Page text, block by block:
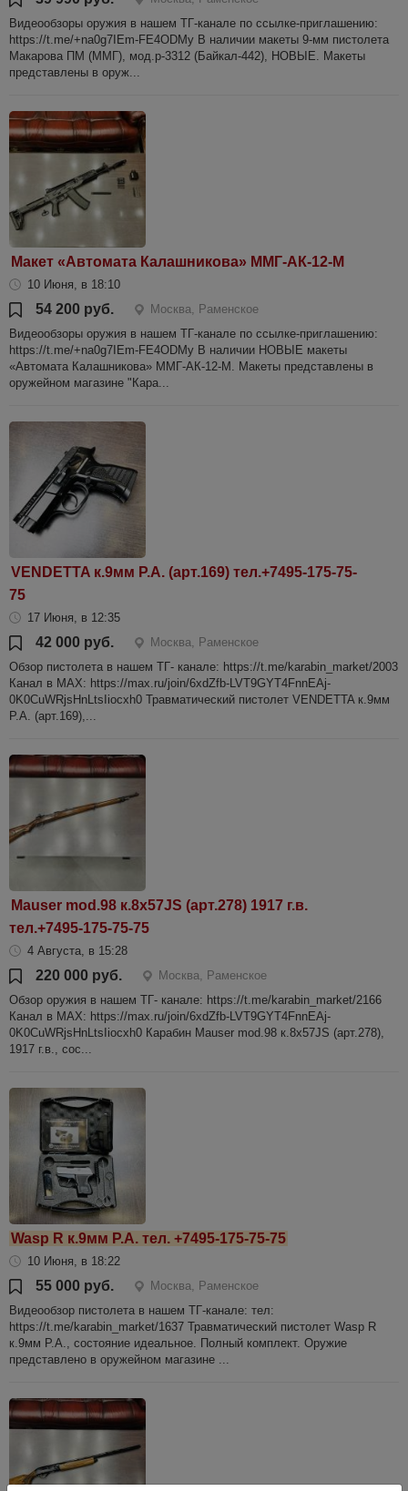
Видеообзоры оружия в нашем ТГ-канале по ссылке-приглашению:
https://t.me/+na0g7IEm-FE4ODMy В наличии макеты 9-мм пистолета
Макарова ПМ (ММГ), мод.р-3312 (Байкал-442), НОВЫЕ. Макеты
представлены в оруж...
Макет «Автомата Калашникова» ММГ-АК-12-М
10 Июня, в 18:10
54 200 руб.
Москва, Раменское
Видеообзоры оружия в нашем ТГ-канале по ссылке-приглашению:
https://t.me/+na0g7IEm-FE4ODMy В наличии НОВЫЕ макеты
«Автомата Калашникова» ММГ-АК-12-М. Макеты представлены в
оружейном магазине "Кара...
VENDETTA к.9мм P.A. (арт.169) тел.+7495-175-75-
75
17 Июня, в 12:35
42 000 руб.
Москва, Раменское
Обзор пистолета в нашем ТГ- канале: https://t.me/karabin_market/2003
Канал в МАХ: https://max.ru/join/6xdZfb-LVT9GYT4FnnEAj-
0K0CuWRjsHnLtsIiocxh0 Травматический пистолет VENDETTA к.9мм
P.A. (арт.169),...
Mauser mod.98 к.8х57JS (арт.278) 1917 г.в.
тел.+7495-175-75-75
4 Августа, в 15:28
220 000 руб.
Москва, Раменское
Обзор оружия в нашем ТГ- канале: https://t.me/karabin_market/2166
Канал в МАХ: https://max.ru/join/6xdZfb-LVT9GYT4FnnEAj-
0K0CuWRjsHnLtsIiocxh0 Карабин Mauser mod.98 к.8х57JS (арт.278),
1917 г.в., сос...
Wasp R к.9мм Р.А. тел. +7495-175-75-75
10 Июня, в 18:22
55 000 руб.
Москва, Раменское
Видеообзор пистолета в нашем ТГ-канале: тел:
https://t.me/karabin_market/1637 Травматический пистолет Wasp R
к.9мм Р.А., состояние идеальное. Полный комплект. Оружие
представлено в оружейном магазине ...